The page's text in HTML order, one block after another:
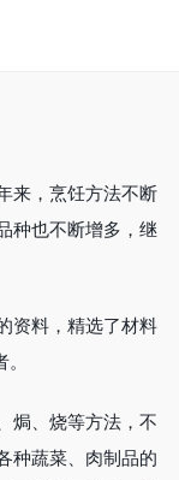
来，烹饪方法不断
种也不断增多，继
资料，精选了材料
焗、烧等方法，不
种蔬菜、肉制品的